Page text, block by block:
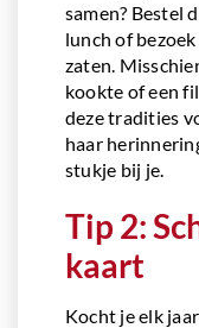
samen? Bestel
lunch of
zaten.
kookte of een
deze tradities
haar
stukje bij je.
Tip 2:
kaart
Kocht je elk